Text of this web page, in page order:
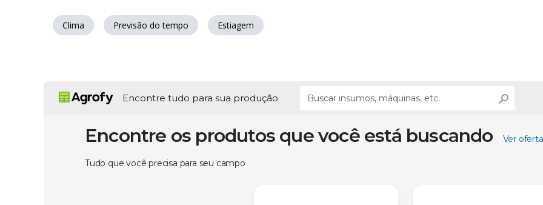
Clima Previsão do tempo Estiagem
Encontre tudo para sua produção
Encontre os produtos que você está buscando Ver
Tudo que você precisa para seu campo